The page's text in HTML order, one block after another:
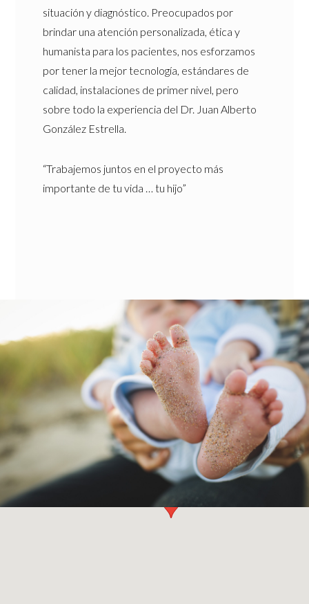
situación y diagnóstico. Preocupados por
brindar una atención personalizada, ética y
humanista para los pacientes, nos esforzamos
por tener la mejor tecnología, estándares de
calidad, instalaciones de primer nivel, pero
sobre todo la experiencia del Dr. Juan Alberto
González Estrella.
“Trabajemos juntos en el proyecto más
importante de tu vida … tu hijo”